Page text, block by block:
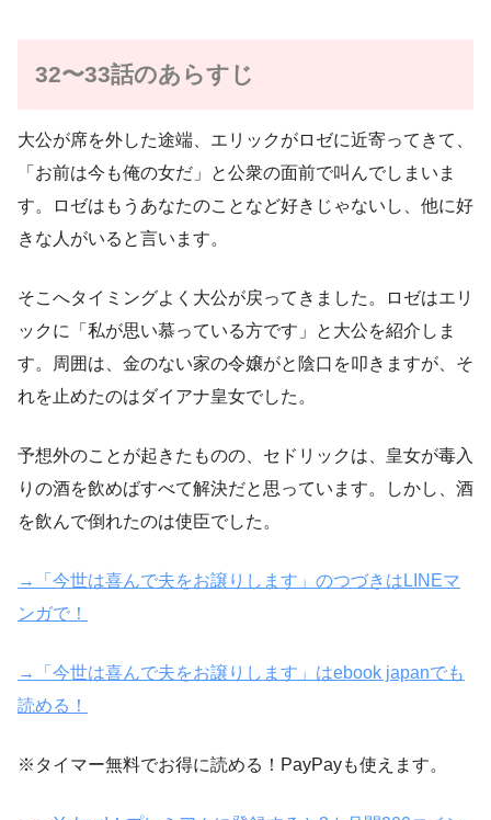
32〜33話のあらすじ
大公が席を外した途端、エリックがロゼに近寄ってきて、
「お前は今も俺の女だ」と公衆の面前で叫んでしまいま
す。ロゼはもうあなたのことなど好きじゃないし、他に好
きな人がいると言います。
そこへタイミングよく大公が戻ってきました。ロゼはエリ
ックに「私が思い慕っている方です」と大公を紹介しま
す。周囲は、金のない家の令嬢がと陰口を叩きますが、そ
れを止めたのはダイアナ皇女でした。
予想外のことが起きたものの、セドリックは、皇女が毒入
りの酒を飲めばすべて解決だと思っています。しかし、酒
を飲んで倒れたのは使臣でした。
→「今世は喜んで夫をお譲りします」のつづきはLINEマ
ンガで！
→「今世は喜んで夫をお譲りします」はebook japanでも
読める！
※タイマー無料でお得に読める！PayPayも使えます。